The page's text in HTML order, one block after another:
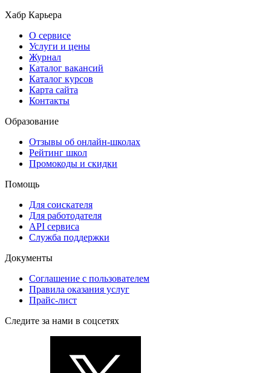
Хабр Карьера
О сервисе
Услуги и цены
Журнал
Каталог вакансий
Каталог курсов
Карта сайта
Контакты
Образование
Отзывы об онлайн-школах
Рейтинг школ
Промокоды и скидки
Помощь
Для соискателя
Для работодателя
API сервиса
Служба поддержки
Документы
Соглашение с пользователем
Правила оказания услуг
Прайс-лист
Следите за нами в соцсетях